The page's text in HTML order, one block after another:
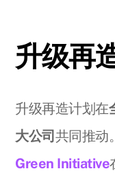
升级再
升级再造计划在
大公司 共同推动
Green Initiative